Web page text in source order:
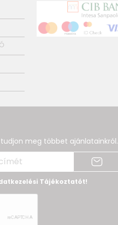
meg többet ajánlatainkról.
Tájékoztatót!